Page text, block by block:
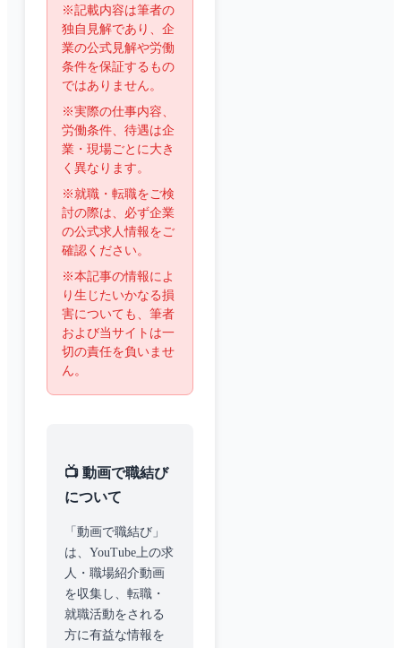
※記載内容は筆者の
独自見解であり、企
業の公式見解や労働
条件を保証するもの
ではありません。
※実際の仕事内容、
労働条件、待遇は企
業・現場ごとに大き
く異なります。
※就職・転職をご検
討の際は、必ず企業
の公式求人情報をご
確認ください。
※本記事の情報によ
り生じたいかなる損
害についても、筆者
および当サイトは一
切の責任を負いませ
ん。
📺 動画で職結び
について
「動画で職結び」
は、YouTube上の求
人・職場紹介動画
を収集し、転職・
就職活動をされる
方に有益な情報を